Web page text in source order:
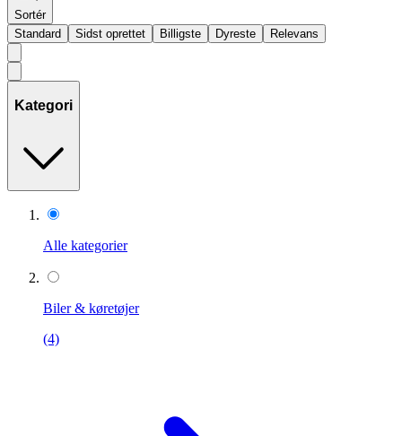
Sortér
Standard
Sidst oprettet Billigste Dyreste Relevans
Kategori
Alle kategorier
Biler & køretøjer
(4)